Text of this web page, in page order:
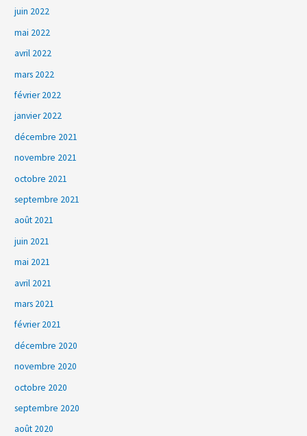
juin 2022
mai 2022
avril 2022
mars 2022
février 2022
janvier 2022
décembre 2021
novembre 2021
octobre 2021
septembre 2021
août 2021
juin 2021
mai 2021
avril 2021
mars 2021
février 2021
décembre 2020
novembre 2020
octobre 2020
septembre 2020
août 2020